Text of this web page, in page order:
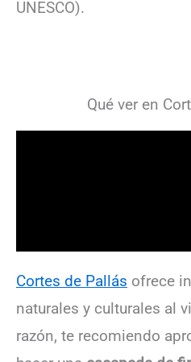
UNESCO).
Qué ver en
Cortes de Pallás ofrece
naturales y culturales al
razón, te recomiendo